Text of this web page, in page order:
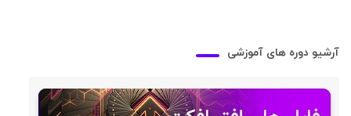
آرشیو دوره های آموزشی